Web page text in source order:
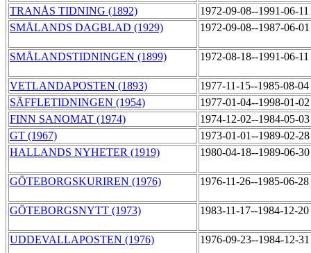
TRANÅS TIDNING (1892)
1972-09-08--1991-06-11
SMÅLANDS DAGBLAD (1929)
1972-09-08--1987-06-
SMÅLANDSTIDNINGEN (1899) 1972-08-18--1991-06-11
VETLANDAPOSTEN (1893)
1977-11-15--1985-08-04
SÄFFLETIDNINGEN (1954)
1977-01-04--1998-01-
FINN SANOMAT (1974)
1974-12-02--1984-05-
GT (1967)
1973-01-01--1989-02-
HALLANDS NYHETER (1919)
1980-04-18--1989-06-
GÖTEBORGSKURIREN (1976) 1976-11-26--1985-06-28
GÖTEBORGSNYTT (1973) 1983-11-17--1984-12-20
UDDEVALLAPOSTEN (1976) 1976-09-23--1984-12-